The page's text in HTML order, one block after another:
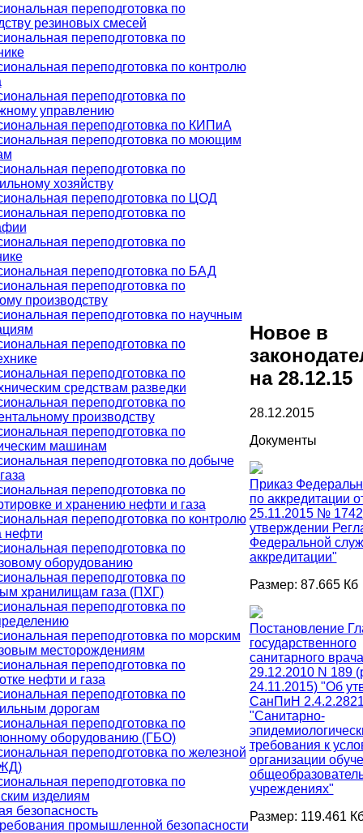
переподготовка по
резиновых смесей
переподготовка по
переподготовка по контролю
переподготовка по
управлению
переподготовка по КИПиА
переподготовка по моющим
переподготовка по
хозяйству
переподготовка по ЦОД
переподготовка по
переподготовка по
переподготовка по БАД
переподготовка по
производству
переподготовка по научным
переподготовка по
переподготовка по
средствам разведки
переподготовка по
производству
переподготовка по
машинам
переподготовка по добыче
переподготовка по
и хранению нефти и газа
переподготовка по контролю
нефти
переподготовка по
оборудованию
переподготовка по
хранилищам газа (ПХГ)
переподготовка по
переподготовка по морским
месторождениям
переподготовка по
нефти и газа
переподготовка по
дорогам
переподготовка по
оборудованию (ГБО)
переподготовка по железной
переподготовка по
изделиям
безопасность
промышленной безопасности
Новое в
на 28.12.15
28.12.2015
Документы
Приказ
по аккредитации
25.11.2015 №
утверждении
Федеральной
аккредитации"
Размер: 87.665 Кб
Постановление
государственного
санитарного
29.12.2010 N 189
24.11.2015) "Об
СанПиН
"Санитарно-
требования к
организации
учреждениях"
Размер: 119.461